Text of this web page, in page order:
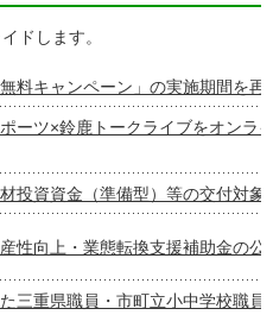
ドします。
料キャンペーン」の実施期間を再
ーツ×鈴鹿トークライブをオンラ
投資資金（準備型）等の交付対象
性向上・業態転換支援補助金の公
三重県職員・市町立小中学校職員